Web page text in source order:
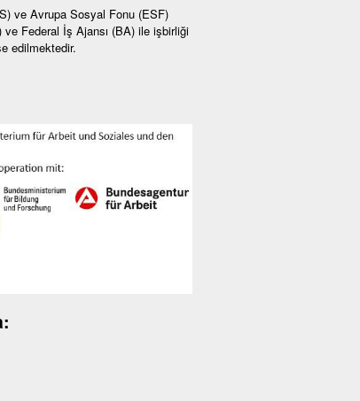
ve Avrupa Sosyal Fonu (ESF)
ve Federal İş Ajansı (BA) ile işbirliği
edilmektedir.